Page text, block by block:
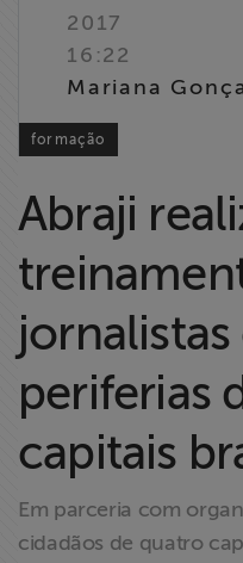
Informação
Liberdade de
Expressão
Projetos
Proteção Legal
e Litigância
Documentários
dos
Homenageados
Notícias
Associe-se
2017
16:22
Mariana
formação
Abraji
periferias
capitais
Em parceria com
cidadãos de quatro